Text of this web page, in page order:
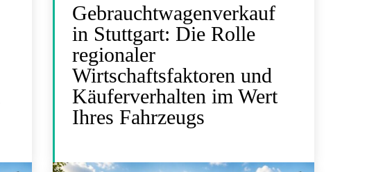
Gebrauchtwagenverkauf
in Stuttgart: Die Rolle
regionaler
Wirtschaftsfaktoren und
Käuferverhalten im Wert
Ihres Fahrzeugs